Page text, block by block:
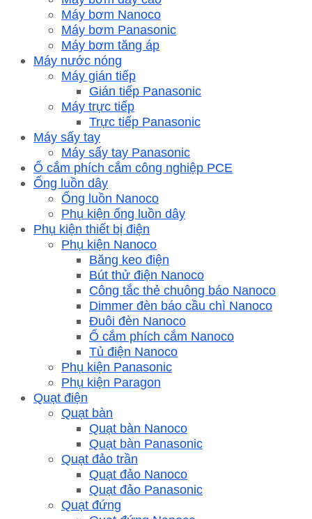
Máy bơm Nanoco
Máy bơm Panasonic
Máy bơm tăng áp
Máy nước nóng
Máy gián tiếp
Gián tiếp Panasonic
Máy trực tiếp
Trực tiếp Panasonic
Máy sấy tay
Máy sấy tay Panasonic
Ổ cắm phích cắm công nghiệp PCE
Ống luồn dây
Ống luồn Nanoco
Phụ kiện ống luồn dây
Phụ kiện thiết bị điện
Phụ kiện Nanoco
Băng keo điện
Bút thử điện Nanoco
Công tắc thẻ chuông báo Nanoco
Dimmer đèn báo cầu chì Nanoco
Đuôi đèn Nanoco
Ổ cắm phích cắm Nanoco
Tủ điện Nanoco
Phụ kiện Panasonic
Phụ kiện Paragon
Quạt điện
Quạt bàn
Quạt bàn Nanoco
Quạt bàn Panasonic
Quạt đảo trần
Quạt đảo Nanoco
Quạt đảo Panasonic
Quạt đứng